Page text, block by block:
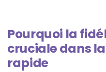
Pourquoi la
cruciale dans
rapide